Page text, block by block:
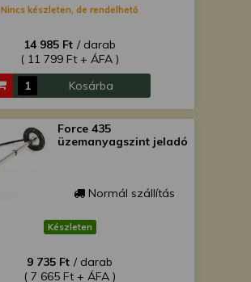
Nincs készleten, de rendelhető
14 985 Ft / darab
( 11 799 Ft + ÁFA )
Kosárba
Force 435
üzemanyagszint jeladó
Normál szállítás
Készleten
9 735 Ft / darab
( 7 665 Ft + ÁFA )